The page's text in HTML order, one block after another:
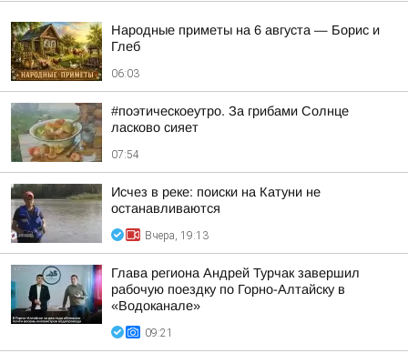
Hapoдныe пpимeты нa 6 aвгуcтa — Бopиc и
Глeб
06:03
#поэтическоеутро. За грибами Солнце
ласково сияет
07:54
Исчез в реке: поиски на Катуни не
останавливаются
Вчера, 19:13
Глава региона Андрей Турчак завершил
рабочую поездку по Горно-Алтайску в
«Водоканале»
09:21